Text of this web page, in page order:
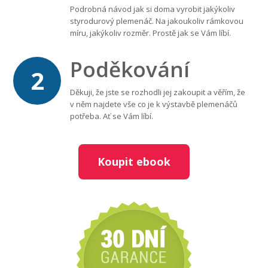
Podrobná návod jak si doma vyrobit jakýkoliv
styrodurový plemenáč. Na jakoukoliv rámkovou
míru, jakýkoliv rozměr. Prostě jak se Vám líbí.
2 Poděkování
Děkuji, že jste se rozhodli jej zakoupit a věřím, že
v něm najdete vše co je k výstavbě plemenáčů
potřeba. Ať se Vám líbí.
Koupit ebook